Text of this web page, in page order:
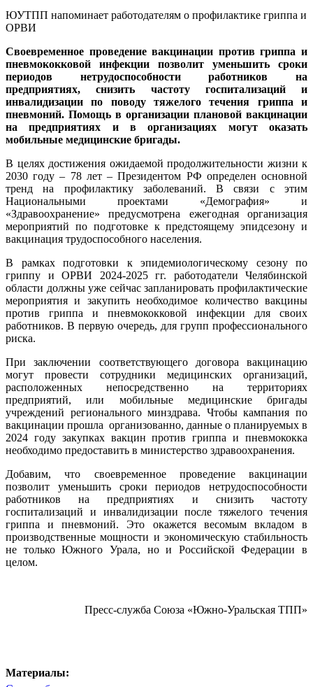
ЮУТПП напоминает работодателям о профилактике гриппа и
ОРВИ
Своевременное проведение вакцинации против гриппа и
пневмококковой инфекции позволит уменьшить сроки
периодов нетрудоспособности работников на
предприятиях, снизить частоту госпитализаций и
инвалидизации по поводу тяжелого течения гриппа и
пневмоний. Помощь в организации плановой вакцинации
на предприятиях и в организациях могут оказать
мобильные медицинские бригады.
В целях достижения ожидаемой продолжительности жизни к
2030 году – 78 лет – Президентом РФ определен основной
тренд на профилактику заболеваний. В связи с этим
Национальными проектами «Демография» и
«Здравоохранение» предусмотрена ежегодная организация
мероприятий по подготовке к предстоящему эпидсезону и
вакцинация трудоспособного населения.
В рамках подготовки к эпидемиологическому сезону по
гриппу и ОРВИ 2024-2025 гг. работодатели Челябинской
области должны уже сейчас запланировать профилактические
мероприятия и закупить необходимое количество вакцины
против гриппа и пневмококковой инфекции для своих
работников. В первую очередь, для групп профессионального
риска.
При заключении соответствующего договора вакцинацию
могут провести сотрудники медицинских организаций,
расположенных непосредственно на территориях
предприятий, или мобильные медицинские бригады
учреждений регионального минздрава. Чтобы кампания по
вакцинации прошла организованно, данные о планируемых в
2024 году закупках вакцин против гриппа и пневмококка
необходимо предоставить в министерство здравоохранения.
Добавим, что своевременное проведение вакцинации
позволит уменьшить сроки периодов нетрудоспособности
работников на предприятиях и снизить частоту
госпитализаций и инвалидизации после тяжелого течения
гриппа и пневмоний. Это окажется весомым вкладом в
производственные мощности и экономическую стабильность
не только Южного Урала, но и Российской Федерации в
целом.
Пресс-служба Союза «Южно-Уральская ТПП»
Материалы: